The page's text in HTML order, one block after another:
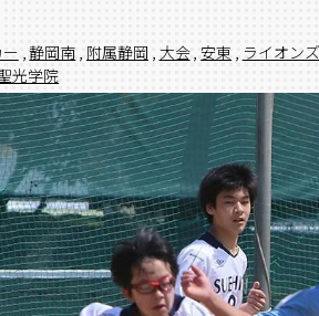
,静岡南 , 附属静岡 , 大会, 安東 , ライオン
光学院